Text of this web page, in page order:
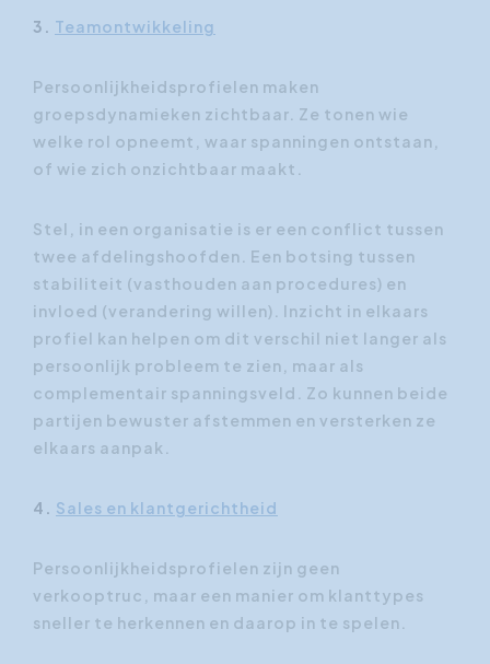
3. Teamontwikkeling
Persoonlijkheidsprofielen maken
groepsdynamieken zichtbaar. Ze tonen wie
welke rol opneemt, waar spanningen ontstaan,
of wie zich onzichtbaar maakt.
Stel, in een organisatie is er een conflict tussen
twee afdelingshoofden. Een botsing tussen
stabiliteit (vasthouden aan procedures) en
invloed (verandering willen). Inzicht in elkaars
profiel kan helpen om dit verschil niet langer als
persoonlijk probleem te zien, maar als
complementair spanningsveld. Zo kunnen beide
partijen bewuster afstemmen en versterken ze
elkaars aanpak.
4. Sales en klantgerichtheid
Persoonlijkheidsprofielen zijn geen
verkooptruc, maar een manier om klanttypes
sneller te herkennen en daarop in te spelen.